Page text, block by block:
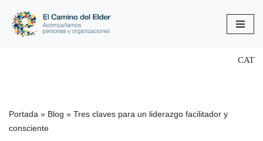
Saltar
CAT
Portada » Blog » Tres claves para un liderazgo facilitador y
consciente